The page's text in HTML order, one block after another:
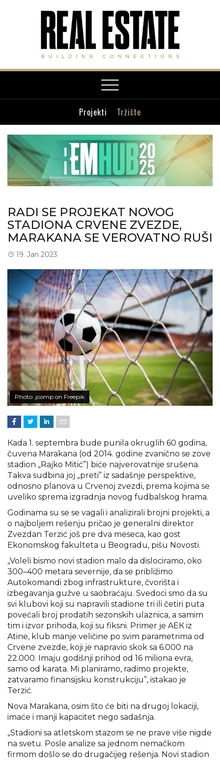
Toggle
navigation
Projekti Tržište
RADI SE PROJEKAT NOVOG
STADIONA CRVENE ZVEZDE,
MARAKANA SE VEROVATNO RUŠI
19. Jan 2023
Photo: jcomp on Freepik
Кada 1. septembra bude punila okruglih 60 godina,
čuvena Marakana (od 2014. godine zvanično se zove
stadion „Rajko Mitić”) biće najverovatnije srušena.
Takva sudbina joj „preti” iz sadašnje perspektive,
odnosno planova u Crvenoj zvezdi, prema kojima se
uveliko sprema izgradnja novog fudbalskog hrama.
Godinama su se se vagali i analizirali brojni projekti, a
o najboljem rešenju pričao je generalni direktor
Zvezdan Terzić još pre dva meseca, kao gost
Ekonomskog fakulteta u Beogradu, pišu Novosti.
„Voleli bismo novi stadion malo da dislociramo, oko
300–400 metara severnije, da se približimo
Autokomandi zbog infrastrukture, čvorišta i
izbegavanja gužve u saobraćaju. Svedoci smo da su
svi klubovi koji su napravili stadione tri ili četiri puta
povećali broj prodatih sezonskih ulaznica, a samim
tim i izvor prihoda, koji su fiksni. Primer je AEК iz
Atine, klub manje veličine po svim parametrima od
Crvene zvezde, koji je napravio skok sa 6.000 na
22.000. Imaju godišnji prihod od 16 miliona evra,
samo od karata. Mi planiramo, radimo projekte,
zatvaramo finansijsku konstrukciju”, istakao je
Terzić.
Nova Marakana, osim što će biti na drugoj lokaciji,
imaće i manji kapacitet nego sadašnja.
„Stadioni sa atletskom stazom se ne prave više nigde
na svetu. Posle analize sa jednom nemačkom
firmom došlo se do drugačijeg rešenja. Novi stadion